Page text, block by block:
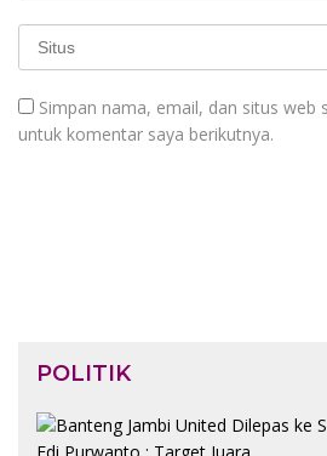
Simpan nama, email, dan situs web
untuk komentar saya berikutnya.
POLITIK